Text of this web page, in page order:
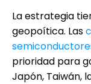
La estrategia
geopoítica. Las
prioridad para
Japón, Taiwán,